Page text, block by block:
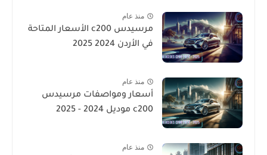
منذ عام
مرسيدس c200 الأسعار المتاحة
في الأردن 2024 2025
منذ عام
أسعار ومواصفات مرسيدس
c200 موديل 2024 - 2025
منذ عام